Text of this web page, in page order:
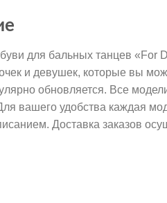
для бальных танцев «For
и девушек, которые вы
обновляется. Все
вашего удобства каждая
Доставка заказов